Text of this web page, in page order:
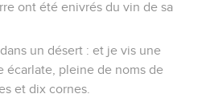
ont été enivrés du vin de sa
un désert : et je vis une
écarlate, pleine de noms de
et dix cornes.